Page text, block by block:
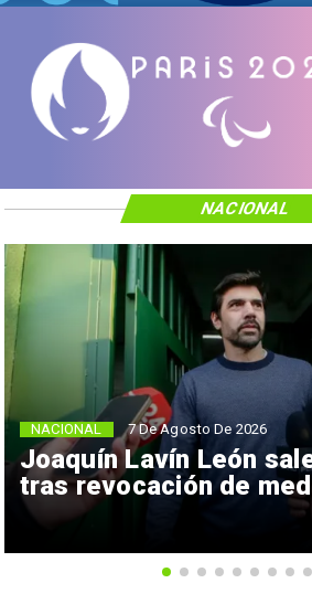
Joaquín Lavín León
tras revocación de
NACIONAL 7 De Agosto De 2026
NACIONAL